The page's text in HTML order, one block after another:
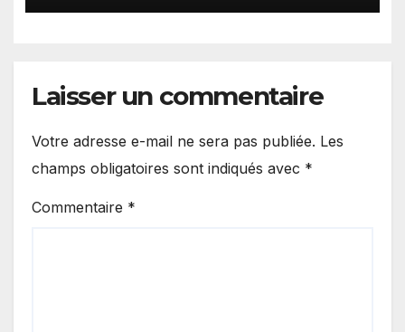
Laisser un commentaire
Votre adresse e-mail ne sera pas publiée. Les
champs obligatoires sont indiqués avec *
Commentaire *